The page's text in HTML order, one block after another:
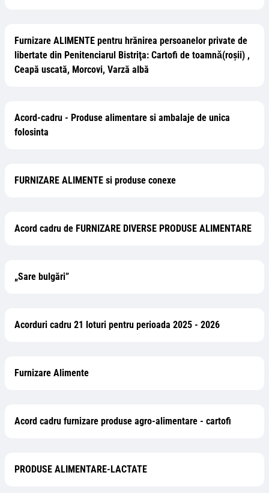
Furnizare ALIMENTE pentru hrănirea persoanelor private de
libertate din Penitenciarul Bistriţa: Cartofi de toamnǎ(roșii) ,
Ceapă uscată, Morcovi, Varză albă
Acord-cadru - Produse alimentare si ambalaje de unica
folosinta
FURNIZARE ALIMENTE si produse conexe
Acord cadru de FURNIZARE DIVERSE PRODUSE ALIMENTARE
„Sare bulgări”
Acorduri cadru 21 loturi pentru perioada 2025 - 2026
Furnizare Alimente
Acord cadru furnizare produse agro-alimentare - cartofi
PRODUSE ALIMENTARE-LACTATE